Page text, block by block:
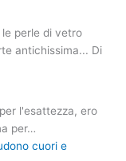
le perle di vetro
antichissima... Di
l'esattezza, ero
per…
cuori e